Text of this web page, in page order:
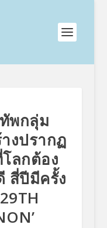
พกลุ่ม
งปรากฏ
ลกต้อง
สี่ปีมีครั้ง